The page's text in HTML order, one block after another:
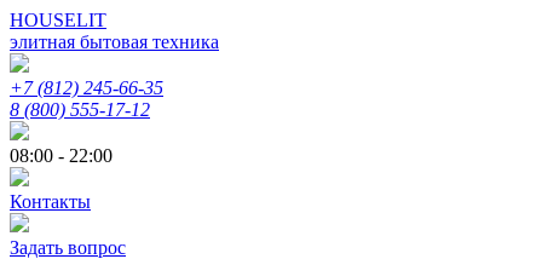
HOUSELIT
элитная бытовая техника
+7 (812) 245-66-35
8 (800) 555-17-12
08:00 - 22:00
Контакты
Задать вопрос